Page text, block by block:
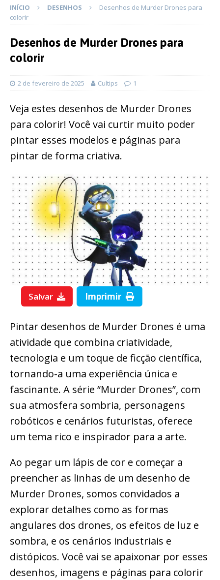
INÍCIO DESENHOS
Desenhos de Murder Drones para
colorir
Desenhos de Murder Drones para
colorir
2 de fevereiro de 2025 Cultips 1
Veja estes desenhos de Murder Drones
para colorir! Você vai curtir muito poder
pintar esses modelos e páginas para
pintar de forma criativa.
Salvar Imprimir
Pintar desenhos de Murder Drones é uma
atividade que combina criatividade,
tecnologia e um toque de ficção científica,
tornando-a uma experiência única e
fascinante. A série “Murder Drones”, com
sua atmosfera sombria, personagens
robóticos e cenários futuristas, oferece
um tema rico e inspirador para a arte.
Ao pegar um lápis de cor e começar a
preencher as linhas de um desenho de
Murder Drones, somos convidados a
explorar detalhes como as formas
angulares dos drones, os efeitos de luz e
sombra, e os cenários industriais e
distópicos. Você vai se apaixonar por esses
desenhos, imagens e páginas para colorir